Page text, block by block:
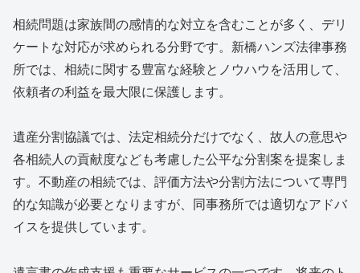
相続問題は家族間の感情的な対立を含むことが多く、デリ
ケートな対応が求められる分野です。新橋ハンズ法律事務
所では、相続に関する豊富な経験とノウハウを活用して、
依頼者の利益を最大限に保護します。
遺産分割協議では、法定相続分だけでなく、故人の意思や
各相続人の貢献度なども考慮した公平な分割案を提案しま
す。不動産の相続では、評価方法や分割方法について専門
的な知識が必要となりますが、同事務所では適切なアドバ
イスを提供しています。